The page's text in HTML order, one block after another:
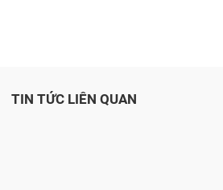
TIN TỨC LIÊN QUAN